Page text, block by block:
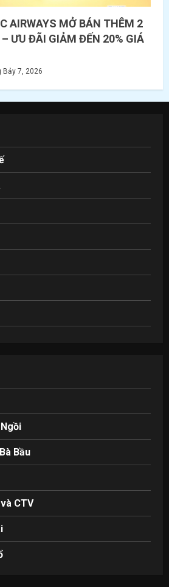
AIRWAYS MỞ BÁN THÊM 2
ƯU ĐÃI GIẢM ĐẾN 20% GIÁ
Bảy 7, 2026
Bầu
CTV